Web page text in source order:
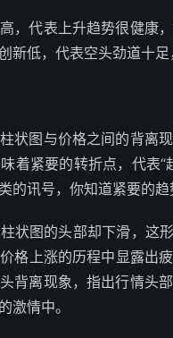
，代表上升趋势很健康
新低，代表空头劲道十足
状图与价格之间的背离
着紧要的转折点，代表
的讯号，你知道紧要的趋
状图的头部却下滑，
格上涨的历程中显露出
背离现象，指出行情头
激情中。